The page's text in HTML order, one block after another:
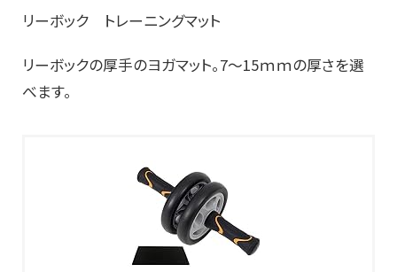
リーボック トレーニングマット
リーボックの厚手のヨガマット。7～15ｍｍの厚さを選
べます。